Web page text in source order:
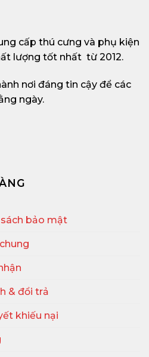
cấp thú cưng và phụ kiện
lượng tốt nhất từ 2012.
nơi đáng tin cậy để các
ngày.
bảo mật
& đổi trả
khiếu nại